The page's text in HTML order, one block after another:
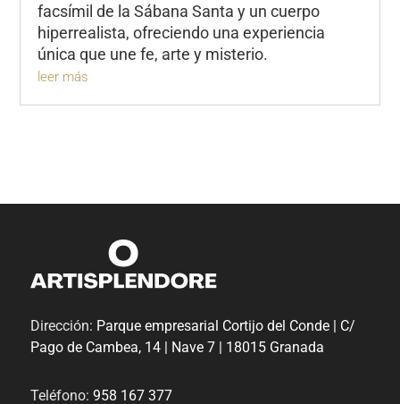
facsímil de la Sábana Santa y un cuerpo
hiperrealista, ofreciendo una experiencia
única que une fe, arte y misterio.
leer más
Dirección: Parque empresarial Cortijo del Conde | C/
Pago de Cambea, 14 | Nave 7 | 18015 Granada
Teléfono: 958 167 377